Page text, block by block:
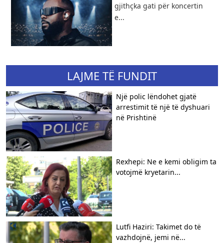
gjithçka gati për koncertin
e...
LAJME TË FUNDIT
Një polic lëndohet gjatë
arrestimit të një të dyshuari
në Prishtinë
Rexhepi: Ne e kemi obligim ta
votojmë kryetarin...
Lutfi Haziri: Takimet do të
vazhdojnë, jemi në...